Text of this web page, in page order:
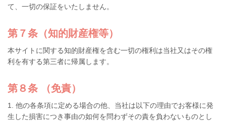
て、一切の保証をいたしません。
第７条（知的財産権等）
本サイトに関する知的財産権を含む一切の権利は当社又はその権
利を有する第三者に帰属します。
第８条 （免責）
1. 他の各条項に定める場合の他、当社は以下の理由でお客様に発
生した損害につき事由の如何を問わずその責を負わないものとし